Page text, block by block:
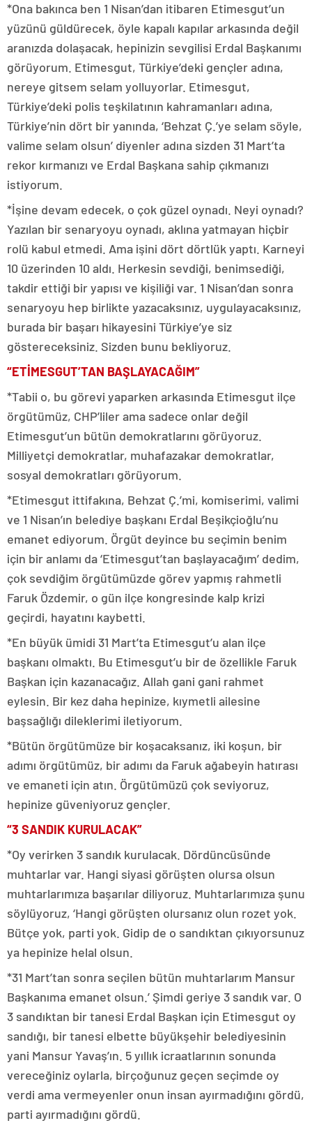
*Ona bakınca ben 1 Nisan’dan itibaren Etimesgut’un
yüzünü güldürecek, öyle kapalı kapılar arkasında değil
aranızda dolaşacak, hepinizin sevgilisi Erdal Başkanımı
görüyorum. Etimesgut, Türkiye’deki gençler adına,
nereye gitsem selam yolluyorlar. Etimesgut,
Türkiye’deki polis teşkilatının kahramanları adına,
Türkiye’nin dört bir yanında, ‘Behzat Ç.’ye selam söyle,
valime selam olsun’ diyenler adına sizden 31 Mart’ta
rekor kırmanızı ve Erdal Başkana sahip çıkmanızı
istiyorum.
*İşine devam edecek, o çok güzel oynadı. Neyi oynadı?
Yazılan bir senaryoyu oynadı, aklına yatmayan hiçbir
rolü kabul etmedi. Ama işini dört dörtlük yaptı. Karneyi
10 üzerinden 10 aldı. Herkesin sevdiği, benimsediği,
takdir ettiği bir yapısı ve kişiliği var. 1 Nisan’dan sonra
senaryoyu hep birlikte yazacaksınız, uygulayacaksınız,
burada bir başarı hikayesini Türkiye’ye siz
göstereceksiniz. Sizden bunu bekliyoruz.
“ETİMESGUT’TAN BAŞLAYACAĞIM”
*Tabii o, bu görevi yaparken arkasında Etimesgut ilçe
örgütümüz, CHP’liler ama sadece onlar değil
Etimesgut’un bütün demokratlarını görüyoruz.
Milliyetçi demokratlar, muhafazakar demokratlar,
sosyal demokratları görüyorum.
*Etimesgut ittifakına, Behzat Ç.’mi, komiserimi, valimi
ve 1 Nisan’ın belediye başkanı Erdal Beşikçioğlu’nu
emanet ediyorum. Örgüt deyince bu seçimin benim
için bir anlamı da ‘Etimesgut’tan başlayacağım’ dedim,
çok sevdiğim örgütümüzde görev yapmış rahmetli
Faruk Özdemir, o gün ilçe kongresinde kalp krizi
geçirdi, hayatını kaybetti.
*En büyük ümidi 31 Mart’ta Etimesgut’u alan ilçe
başkanı olmaktı. Bu Etimesgut’u bir de özellikle Faruk
Başkan için kazanacağız. Allah gani gani rahmet
eylesin. Bir kez daha hepinize, kıymetli ailesine
başsağlığı dileklerimi iletiyorum.
*Bütün örgütümüze bir koşacaksanız, iki koşun, bir
adımı örgütümüz, bir adımı da Faruk ağabeyin hatırası
ve emaneti için atın. Örgütümüzü çok seviyoruz,
hepinize güveniyoruz gençler.
“3 SANDIK KURULACAK”
*Oy verirken 3 sandık kurulacak. Dördüncüsünde
muhtarlar var. Hangi siyasi görüşten olursa olsun
muhtarlarımıza başarılar diliyoruz. Muhtarlarımıza şunu
söylüyoruz, ‘Hangi görüşten olursanız olun rozet yok.
Bütçe yok, parti yok. Gidip de o sandıktan çıkıyorsunuz
ya hepinize helal olsun.
*31 Mart’tan sonra seçilen bütün muhtarlarım Mansur
Başkanıma emanet olsun.’ Şimdi geriye 3 sandık var. O
3 sandıktan bir tanesi Erdal Başkan için Etimesgut oy
sandığı, bir tanesi elbette büyükşehir belediyesinin
yani Mansur Yavaş’ın. 5 yıllık icraatlarının sonunda
vereceğiniz oylarla, birçoğunuz geçen seçimde oy
verdi ama vermeyenler onun insan ayırmadığını gördü,
parti ayırmadığını gördü.